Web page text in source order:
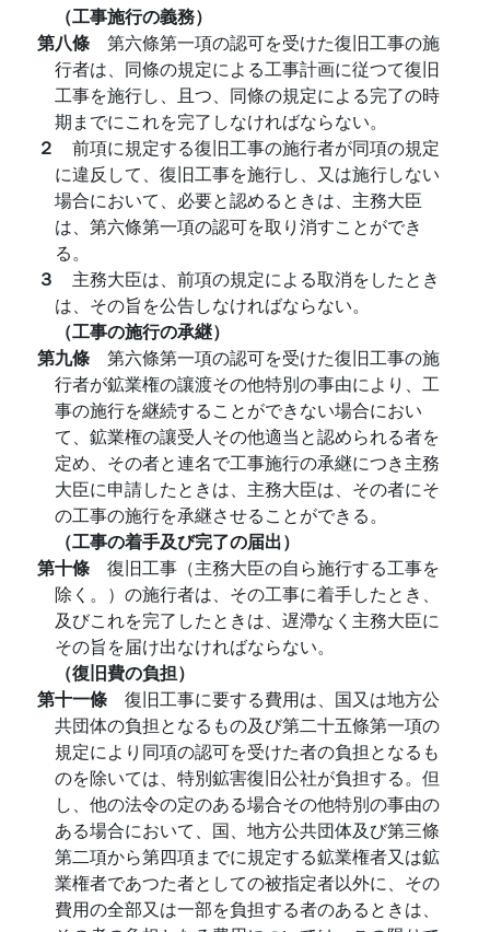
（工事施行の義務）
第八條 第六條第一項の認可を受けた復旧工事の施
行者は、同條の規定による工事計画に従つて復旧
工事を施行し、且つ、同條の規定による完了の時
期までにこれを完了しなければならない。
２ 前項に規定する復旧工事の施行者が同項の規定
に違反して、復旧工事を施行し、又は施行しない
場合において、必要と認めるときは、主務大臣
は、第六條第一項の認可を取り消すことができ
る。
３ 主務大臣は、前項の規定による取消をしたとき
は、その旨を公告しなければならない。
（工事の施行の承継）
第九條 第六條第一項の認可を受けた復旧工事の施
行者が鉱業権の讓渡その他特別の事由により、工
事の施行を継続することができない場合におい
て、鉱業権の讓受人その他適当と認められる者を
定め、その者と連名で工事施行の承継につき主務
大臣に申請したときは、主務大臣は、その者にそ
の工事の施行を承継させることができる。
（工事の着手及び完了の届出）
第十條 復旧工事（主務大臣の自ら施行する工事を
除く。）の施行者は、その工事に着手したとき、
及びこれを完了したときは、遅滯なく主務大臣に
その旨を届け出なければならない。
（復旧費の負担）
第十一條 復旧工事に要する費用は、国又は地方公
共団体の負担となるもの及び第二十五條第一項の
規定により同項の認可を受けた者の負担となるも
のを除いては、特別鉱害復旧公社が負担する。但
し、他の法令の定のある場合その他特別の事由の
ある場合において、国、地方公共団体及び第三條
第二項から第四項までに規定する鉱業権者又は鉱
業権者であつた者としての被指定者以外に、その
費用の全部又は一部を負担する者のあるときは、